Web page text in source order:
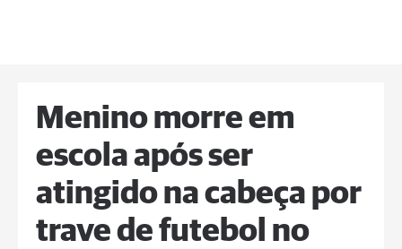
Menino morre em
escola após ser
atingido na cabeça por
trave de futebol no